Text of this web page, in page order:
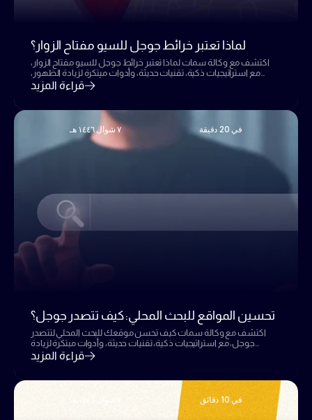
لماذا تعتبر خرائط جوجل للسيو مفتاح الزوار؟
اكتشف مع وكالة سمات لماذا تعتبر خرائط جوجل للسيو مفتاح الزوار،
مع استراتيجيات ذكية، تقنيات حديثة، وأدوات مبتكرة لزيادة الظهور،
قراءة المزيد
٧ شوال ١٤٤٦ هـ في 20 دقيقة
تحسين المواقع للبحث المحلي: كيف تتصدر جوجل؟
اكتشف مع وكالة سمات كيف تحسن موقعك للبحث المحلي لتتصدر
جوجل، مع استراتيجيات ذكية، تقنيات حديثة، وأدوات مبتكرة لزيادة
قراءة المزيد
في 10 دقائق